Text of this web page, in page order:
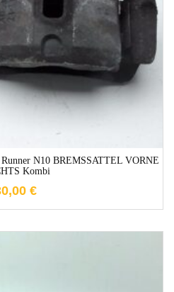
Runner N10 BREMSSATTEL VORNE
Kombi
€
1-3 Werktage